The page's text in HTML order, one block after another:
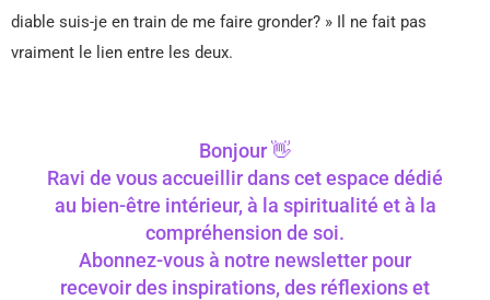
diable suis-je en train de me faire gronder? » Il ne fait pas
vraiment le lien entre les deux.
Bonjour 👋
Ravi de vous accueillir dans cet espace dédié
au bien-être intérieur, à la spiritualité et à la
compréhension de soi.
Abonnez-vous à notre newsletter pour
recevoir des inspirations, des réflexions et